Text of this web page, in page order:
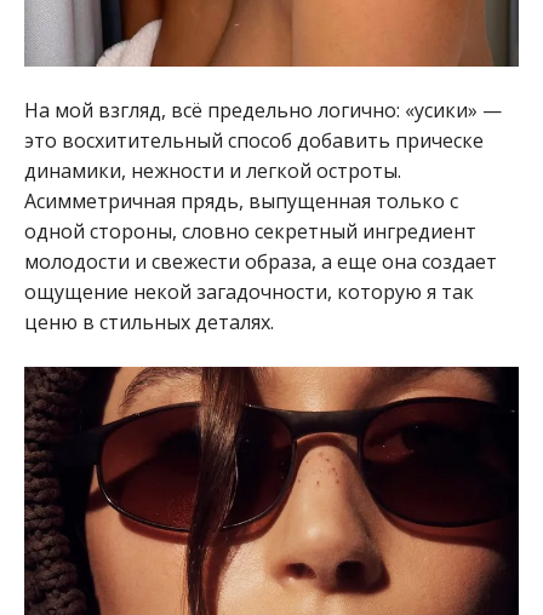
На мой взгляд, всё предельно логично: «усики» —
это восхитительный способ добавить прическе
динамики, нежности и легкой остроты.
Асимметричная прядь, выпущенная только с
одной стороны, словно секретный ингредиент
молодости и свежести образа, а еще она создает
ощущение некой загадочности, которую я так
ценю в стильных деталях.